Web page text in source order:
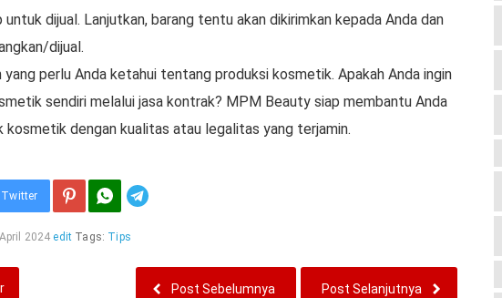
untuk dijual. Lanjutkan, barang tentu akan dikirimkan kepada Anda dan
dijual.
yang perlu Anda ketahui tentang produksi kosmetik. Apakah Anda ingin
sendiri melalui jasa kontrak? MPM Beauty siap membantu Anda
kosmetik dengan kualitas atau legalitas yang terjamin.
Twitter
2024 edit Tags: Tips
Post Selanjutnya
Post Sebelumnya